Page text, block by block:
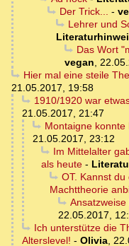
Der Trick... -
Lehrer und
Das Wort
vegan,
Hier mal eine steile
21.05.2017, 19:58
1910/1920 war
21.05.2017, 21:47
Montaigne
21.05.2017, 23:12
Im Mittelalter
als heute -
OT. Kannst
Machttheorie
22.05.2017,
Ich unterstütze die
Alterslevel! - Olivia,